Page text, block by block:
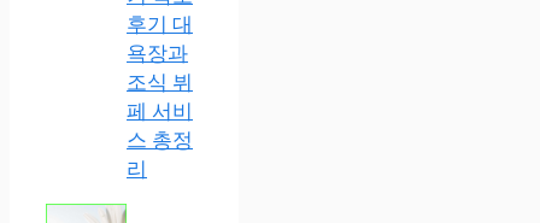
후기 대
욕장과
조식 뷔
페 서비
스 총정
리